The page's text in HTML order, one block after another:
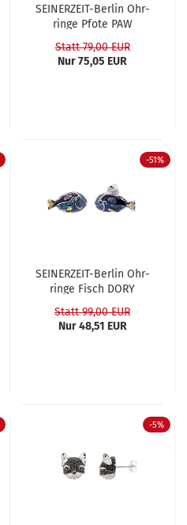
SEINERZEIT-​​Ber­lin Ohr­
rin­ge Pfote PAW
Statt 79,00 EUR
Nur 75,05 EUR
-51%
SEINERZEIT-​​Ber­lin Ohr­
rin­ge Fisch DORY
Statt 99,00 EUR
Nur 48,51 EUR
-5%